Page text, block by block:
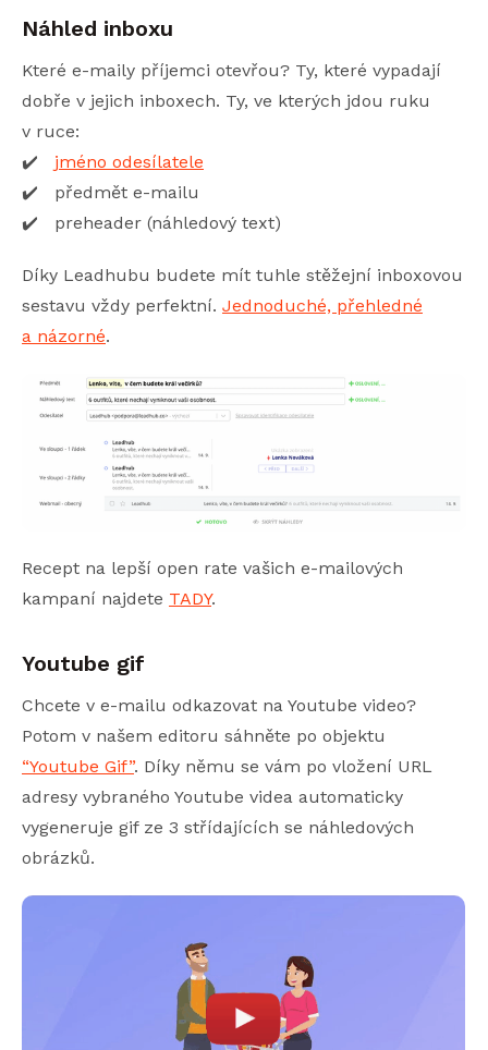
Náhled inboxu
Které e-maily příjemci otevřou? Ty, které vypadají
dobře v jejich inboxech. Ty, ve kterých jdou ruku
v ruce:
✔️ jméno odesílatele
✔️ předmět e-mailu
✔️ preheader (náhledový text)
Díky Leadhubu budete mít tuhle stěžejní inboxovou
sestavu vždy perfektní. Jednoduché, přehledné
a názorné.
Recept na lepší open rate vašich e-mailových
kampaní najdete TADY.
Youtube gif
Chcete v e-mailu odkazovat na Youtube video?
Potom v našem editoru sáhněte po objektu
“Youtube Gif”. Díky němu se vám po vložení URL
adresy vybraného Youtube videa automaticky
vygeneruje gif ze 3 střídajících se náhledových
obrázků.